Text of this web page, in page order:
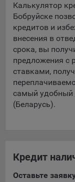
собирают
использовал
улучшения.
Аналитические
сайта Общества
выявлять
сайта, а также
рекламы.
составить
сайта в целом.
Google Analytics.
Технические/
Калькулятор
Бобруйске
кредитов и
внесения в
срока, вы
предложения с
ставками,
самый удобный
(Беларусь).
Кредит
Оставьте